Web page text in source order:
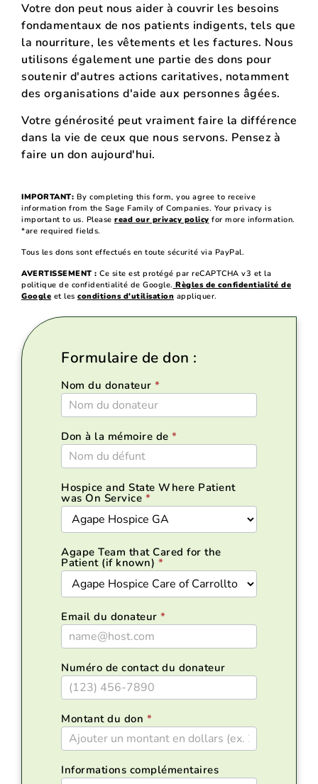
Votre don peut nous aider à couvrir les besoins
fondamentaux de nos patients indigents, tels que
la nourriture, les vêtements et les factures. Nous
utilisons également une partie des dons pour
soutenir d'autres actions caritatives, notamment
des organisations d'aide aux personnes âgées.
Votre générosité peut vraiment faire la différence
dans la vie de ceux que nous servons. Pensez à
faire un don aujourd'hui.
IMPORTANT: By completing this form, you agree to receive
information from the Sage Family of Companies. Your privacy is
important to us. Please read our privacy policy for more information.
*are required fields.
Tous les dons sont effectués en toute sécurité via PayPal.
AVERTISSEMENT : Ce site est protégé par reCAPTCHA v3 et la
politique de confidentialité de Google. Règles de confidentialité de
Google et les conditions d'utilisation appliquer.
Formulaire de don :
SFOC-
DONATE
Nom du donateur *
Don à la mémoire de *
Hospice and State Where Patient
was On Service *
Agape Team that Cared for the
Patient (if known) *
Email du donateur *
Numéro de contact du donateur
Montant du don *
Informations complémentaires